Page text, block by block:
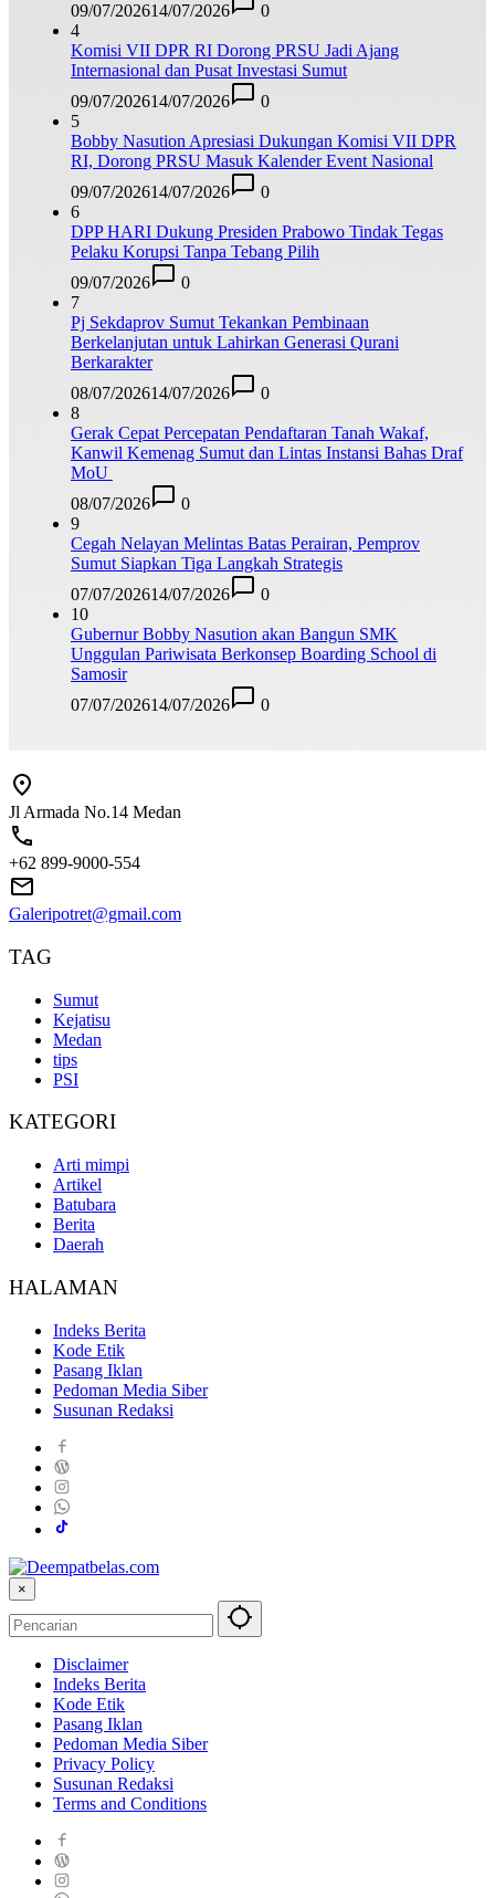
09/07/202614/07/2026
0
4
Komisi VII DPR RI Dorong PRSU Jadi Ajang
Internasional dan Pusat Investasi Sumut
09/07/202614/07/2026
0
5
Bobby Nasution Apresiasi Dukungan Komisi VII DPR
RI, Dorong PRSU Masuk Kalender Event Nasional
09/07/202614/07/2026
0
6
DPP HARI Dukung Presiden Prabowo Tindak Tegas
Pelaku Korupsi Tanpa Tebang Pilih
09/07/2026
0
7
Pj Sekdaprov Sumut Tekankan Pembinaan
Berkelanjutan untuk Lahirkan Generasi Qurani
Berkarakter
08/07/202614/07/2026
0
8
Gerak Cepat Percepatan Pendaftaran Tanah Wakaf,
Kanwil Kemenag Sumut dan Lintas Instansi Bahas Draf
MoU
08/07/2026
0
9
Cegah Nelayan Melintas Batas Perairan, Pemprov
Sumut Siapkan Tiga Langkah Strategis
07/07/202614/07/2026
0
10
Gubernur Bobby Nasution akan Bangun SMK
Unggulan Pariwisata Berkonsep Boarding School di
Samosir
07/07/202614/07/2026 0
Jl Armada No.14 Medan
+62 899-9000-554
Galeripotret@gmail.com
TAG
Sumut
Kejatisu
Medan
tips
PSI
KATEGORI
Arti mimpi
Artikel
Batubara
Berita
Daerah
HALAMAN
Indeks Berita
Kode Etik
Pasang Iklan
Pedoman Media Siber
Susunan Redaksi
×
Disclaimer
Indeks Berita
Kode Etik
Pasang Iklan
Pedoman Media Siber
Privacy Policy
Susunan Redaksi
Terms and Conditions